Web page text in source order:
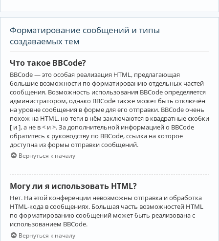
Форматирование сообщений и типы
создаваемых тем
Что такое BBCode?
BBCode — это особая реализация HTML, предлагающая
большие возможности по форматированию отдельных частей
сообщения. Возможность использования BBCode определяется
администратором, однако BBCode также может быть отключён
на уровне сообщения в форме для его отправки. BBCode очень
похож на HTML, но теги в нём заключаются в квадратные скобки
[ и ], а не в < и >. За дополнительной информацией о BBCode
обратитесь к руководству по BBCode, ссылка на которое
доступна из формы отправки сообщений.
Вернуться к началу
Могу ли я использовать HTML?
Нет. На этой конференции невозможны отправка и обработка
HTML-кода в сообщениях. Большая часть возможностей HTML
по форматированию сообщений может быть реализована с
использованием BBCode.
Вернуться к началу